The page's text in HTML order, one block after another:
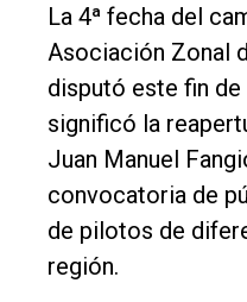
Int.
General
Política
Cultura
Entrevistas
Rural
Deportes
La 4ª fecha del
Asociación Zonal
disputó este fin de
significó la
Juan Manuel
convocatoria de
de pilotos de
región.